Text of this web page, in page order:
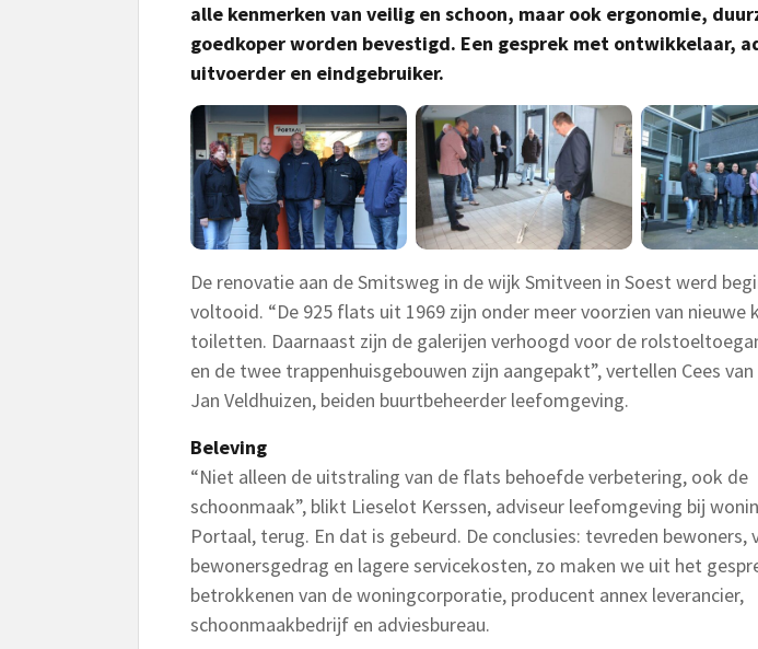
alle kenmerken van veilig en schoon, maar ook ergonomie,
goedkoper worden bevestigd. Een gesprek met ontwikkelaar,
uitvoerder en eindgebruiker.
De renovatie aan de Smitsweg in de wijk Smitveen in Soest werd
voltooid. “De 925 flats uit 1969 zijn onder meer voorzien van nieuwe
toiletten. Daarnaast zijn de galerijen verhoogd voor de
en de twee trappenhuisgebouwen zijn aangepakt”, vertellen Cees van
Jan Veldhuizen, beiden buurtbeheerder leefomgeving.
Beleving
“Niet alleen de uitstraling van de flats behoefde verbetering, ook de
schoonmaak”, blikt Lieselot Kerssen, adviseur leefomgeving bij
Portaal, terug. En dat is gebeurd. De conclusies: tevreden bewoners,
bewonersgedrag en lagere servicekosten, zo maken we uit het
betrokkenen van de woningcorporatie, producent annex leverancier,
schoonmaakbedrijf en adviesbureau.